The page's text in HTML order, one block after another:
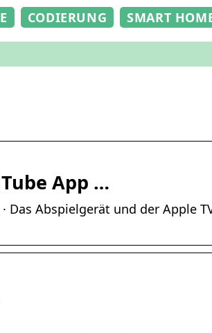
CODIERUNG SMART
App …
Das Abspielgerät und der Apple